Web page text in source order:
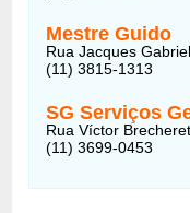
Mestre Guido
Rua Jacques
(11) 3815-1313
SG Serviços
Rua Víctor
(11) 3699-0453